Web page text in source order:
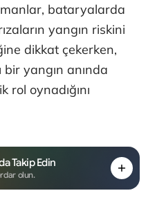
bataryalarda
yangın riskini
dikkat çekerken,
bir yangın anında
oynadığını
Takip Edin
olun.